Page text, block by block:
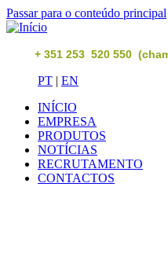
Passar para o conteúdo principal
+ 351 253 520 550
PT | EN
INÍCIO
EMPRESA
PRODUTOS
NOTÍCIAS
RECRUTAMENTO
CONTACTOS